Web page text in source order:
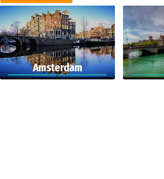
Amsterdam